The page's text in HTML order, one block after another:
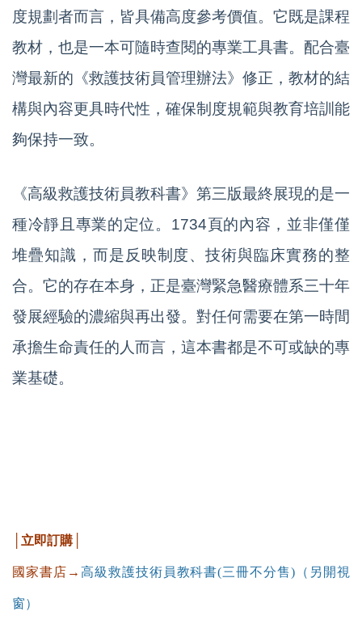
度規劃者而言，皆具備高度參考價值。它既是課程
教材，也是一本可隨時查閱的專業工具書。配合臺
灣最新的《救護技術員管理辦法》修正，教材的結
構與內容更具時代性，確保制度規範與教育培訓能
夠保持一致。
《高級救護技術員教科書》第三版最終展現的是一
種冷靜且專業的定位。1734頁的內容，並非僅僅
堆疊知識，而是反映制度、技術與臨床實務的整
合。它的存在本身，正是臺灣緊急醫療體系三十年
發展經驗的濃縮與再出發。對任何需要在第一時間
承擔生命責任的人而言，這本書都是不可或缺的專
業基礎。
│立即訂購│
國家書店→ 高級救護技術員教科書(三冊不分售)（另開視
窗）